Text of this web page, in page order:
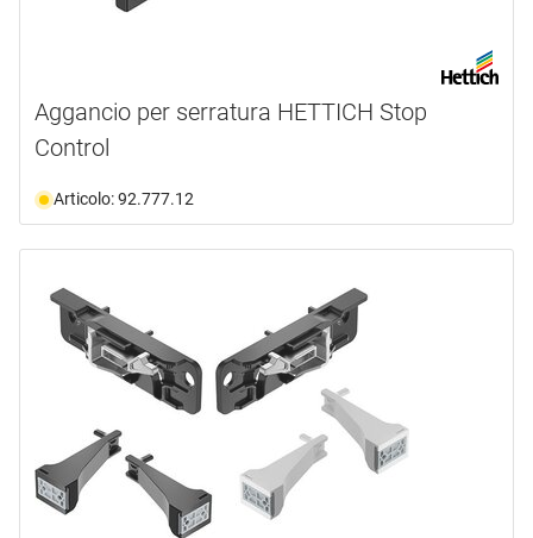
Aggancio per serratura HETTICH Stop
Control
Articolo: 92.777.12